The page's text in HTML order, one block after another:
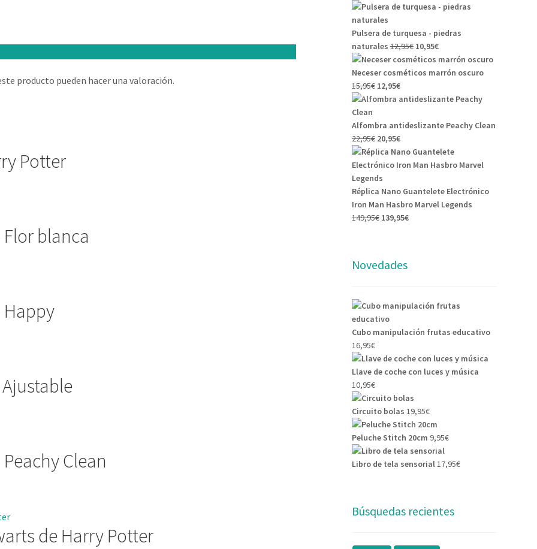
producto pueden hacer una valoración.
Potter
blanca
Clean
de Harry Potter
precio
era:
12,95€.
precio
es:
10,95€.
Pulsera de turquesa - piedras
naturales 12,95€ El
precio
original
12,95€.
10,95€El
precio
actual
10,95€.
Neceser cosméticos marrón oscuro
15,95€ El
precio
era:
15,95€.
12,95€El
precio
es:
12,95€.
Alfombra antideslizante Peachy Clean
22,95€ El
precio
original
era:
22,95€.
20,95€El
precio
actual
20,95€.
Réplica Nano Guantelete Electrónico
Iron Man Hasbro Marvel Legends
149,95€ El
149,95€.
139,95€El
Novedades
Cubo manipulación frutas educativo
16,95€
Llave de coche con luces y música
10,95€
Circuito bolas 19,95€
Peluche Stitch 20cm 9,95€
Libro de tela sensorial17,95€
Búsquedas recientes